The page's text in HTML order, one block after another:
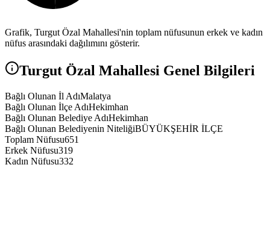
Grafik, Turgut Özal Mahallesi'nin toplam nüfusunun erkek ve kadın
nüfus arasındaki dağılımını gösterir.
Turgut Özal Mahallesi Genel Bilgileri
Bağlı Olunan İl AdıMalatya
Bağlı Olunan İlçe AdıHekimhan
Bağlı Olunan Belediye AdıHekimhan
Bağlı Olunan Belediyenin NiteliğiBÜYÜKŞEHİR İLÇE
Toplam Nüfusu651
Erkek Nüfusu319
Kadın Nüfusu332